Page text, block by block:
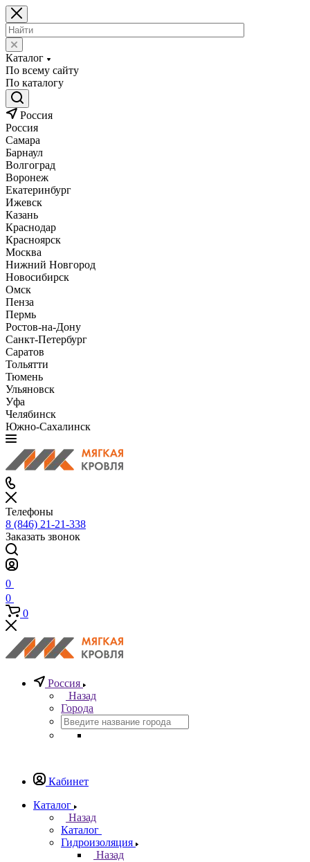
Каталог
По всему сайту
По каталогу
Россия
Россия
Самара
Барнаул
Волгоград
Воронеж
Екатеринбург
Ижевск
Казань
Краснодар
Красноярск
Москва
Нижний Новгород
Новосибирск
Омск
Пенза
Пермь
Ростов-на-Дону
Санкт-Петербург
Саратов
Тольятти
Тюмень
Ульяновск
Уфа
Челябинск
Южно-Сахалинск
Телефоны
8 (846) 21-21-338
Заказать звонок
0
0
0
Россия
Назад
Города
Кабинет
Каталог
Назад
Каталог
Гидроизоляция
Назад